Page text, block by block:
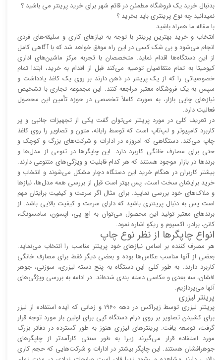
بدنبال خرید یک فروشگاه مطمئن در قائم شهر برای خرید پرینتر می باشید ؟
نمیدانید چه نوع پرینتری باید بخرید ؟
با مقاله ما همراه باشید
انتخاب و خرید بهترین پرینتر با توجه به نیاز‌‌های کاری و سلیقه‌های فردی
انجام می‌شود و بی شک کسی در این راه موفق خواهد شد که با آگاهی کامل
از این دستگاه‌ها اقدام نماید. متخصصان با تجربه مرکز ماشین‌های اداری
کیومیتا به تمام متقاضیان توصیه می‌کند قبل از اقدام به خرید، ابتدا تمام
خصوصیاتی را که از یک پرینتر در ذهن دارند بر روی یک کاغذ یادداشت و
سپس به یک فروشگاه معتبر مراجعه کنند. این مجموعه تجاری با تشخیص
نیاز‌‌های چاپی بازار، به صورت کاملاً تخصصی در حوزه تأمین این محصول
فعالیت دارد.
در تعریف کلی در مورد پرینتر می‌توان گفت یکی از تجهیزات جانبی و پر
کاربرد کامپیوتر و لپ‌تاپ است که توسط رایانه، متون و تصاویر را روی کاغذ
چاپ می‌کند. دستگاهی که امروزه در ادارات و شرکت‌های بزرگ و کوچک و
حتی برای مصارف خانگی کاربرد دارد. این چاپگر‌ها در تنوعی از مدل‌ها و
برند‌ها در بازار موجود هستند که هر کدام قابلیت و ویژگی‌های متنوعی دارند.
بیشتر کاربران در هنگام خرید این دستگاه دچار مشکل می‌شوند و انتخاب و
خرید برایشان سخت است، پس بهتر است قبل از بررسی همه مدل‌ها، نیاز‌ها
و ملاک‌های خود بررسی نمایید. برای مثال اگر سرعت و کیفیت برایتان مهم
است پس به دنبال پرینتری باشید که دارای سرعت و کیفیت بالایی باشد. از
برند‌های معتبر تولید این محصول می‌توان به اچ پی، اپسون، سامسونگ،
کانن، برادر، اکسیوم و ریکو اشاره نمود.
انواع چاپگر‌ها از نظر نوع چاپ
هر مصرف کننده بر اساس نیاز‌های خود پرینتر مناسب را انتخاب می‌نماید.
بعضی از آنها مناسب عکاس‌ها بوده و بعضی دیگر فقط برای مصارف خانگی
کاربرد دارند. به طور کلی این دستگاه به پنج دسته لیزری، سوزنی، جوهر
افشان، سه بعدی و عکاسی دسته بندی شده‌اند. در ادامه به بررسی ویژگی‌های
آنها می‌پردازیم.
پرینتر لیزری
پرینتر لیزری توسط زیراکس در دهه 1960 و زمانی که ایده استفاده از لیزر
برای کشیدن تصاویر بر روی درام دستگاه کپی برای اولین بار مورد توجه قرار
گرفت، توسعه یافت. پرینتر‌های لیزری هنوز به طور گسترده در دفاتر بزرگ
مورد استفاده قرار می‌گیرند زیرا به طور سنتی کارآمد‌‌تر از چاپگر‌های
جوهرافشان هستند. این چاپگر بیشتر در ادارات و شرکت‌هایی که حجم کاری